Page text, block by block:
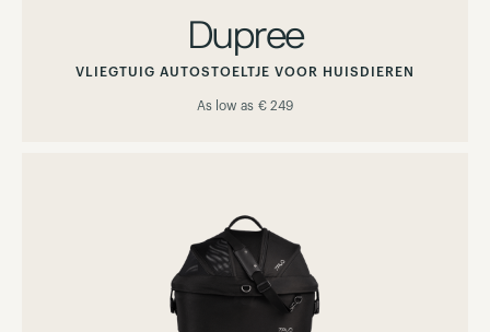
Dupree
VLIEGTUIG AUTOSTOELTJE VOOR HUISDIEREN
As low as € 249